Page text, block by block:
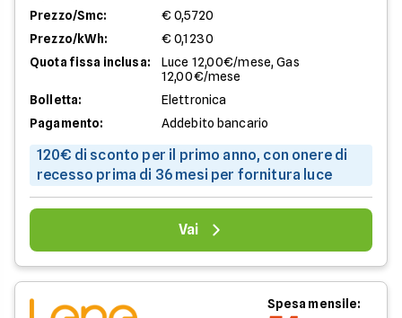
Prezzo/Smc:
€ 0,5720
Prezzo/kWh:
€ 0,1230
Quota fissa inclusa:
Luce 12,00€/mese, Gas
12,00€/mese
Bolletta:
Elettronica
Pagamento:
Addebito bancario
120€ di sconto per il primo anno, con onere di
recesso prima di 36 mesi per fornitura luce
Vai
Spesa mensile: